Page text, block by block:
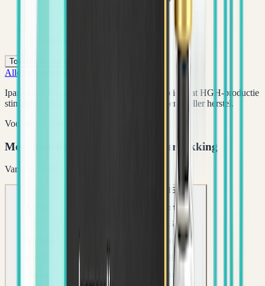
Toevoegen aan winkelwagen
Alle producten
Ipamorelin is een populair groeihormoonpeptide dat HGH-productie
stimuleert. Ideaal voor spiergroei, vetverlies en sneller herstel.
Voordeelpakketten
Meer bestellen = lagere prijs per verpakking
Vanaf
€ 41,36
Aantal
15 x
Korting
15%
Prijs p/st
€ 39,06
Aantal